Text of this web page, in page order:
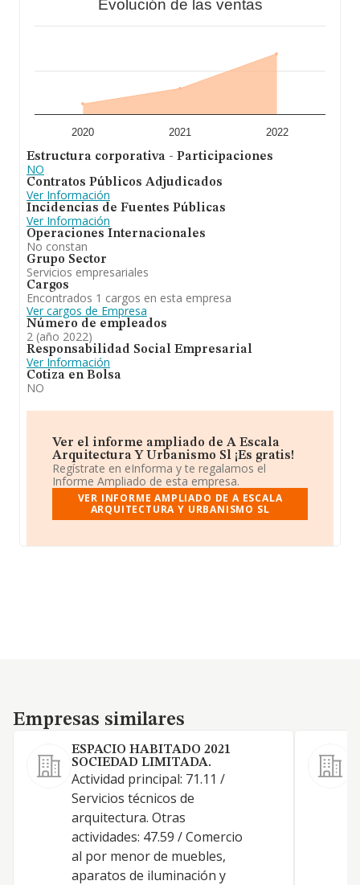
Evolución de las ventas
2020 2021 2022
Estructura corporativa - Participaciones
NO
Contratos Públicos Adjudicados
Ver Información
Incidencias de Fuentes Públicas
Ver Información
Operaciones Internacionales
No constan
Grupo Sector
Servicios empresariales
Cargos
Encontrados 1 cargos en esta empresa
Ver cargos de Empresa
Número de empleados
2 (año 2022)
Responsabilidad Social Empresarial
Ver Información
Cotiza en Bolsa
NO
Ver el informe ampliado de A Escala
Arquitectura Y Urbanismo Sl ¡Es gratis!
Regístrate en eInforma y te regalamos el
Informe Ampliado de esta empresa.
VER INFORME AMPLIADO DE A ESCALA
ARQUITECTURA Y URBANISMO SL
Empresas similares
Empresas similares
ESPACIO HABITADO 2021
SOCIEDAD LIMITADA.
Actividad principal: 71.11 /
Servicios técnicos de
arquitectura. Otras
actividades: 47.59 / Comercio
al por menor de muebles,
aparatos de iluminación y